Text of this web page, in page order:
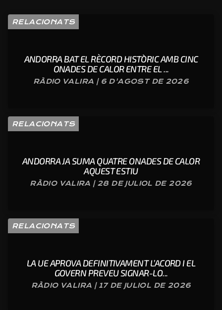
RELACIONATS
ANDORRA BAT EL RÈCORD HISTÒRIC AMB CINC
ONADES DE CALOR ENTRE EL ...
RÀDIO VALIRA | 6 D'AGOST DE 2026
RELACIONATS
ANDORRA JA SUMA QUATRE ONADES DE CALOR
AQUEST ESTIU
RÀDIO VALIRA | 28 DE JULIOL DE 2026
RELACIONATS
LA UE APROVA DEFINITIVAMENT L’ACORD I EL
GOVERN PREVEU SIGNAR-LO...
RÀDIO VALIRA | 17 DE JULIOL DE 2026